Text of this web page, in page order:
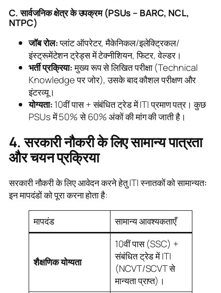
C. सार्वजनिक क्षेत्र के उपक्रम (PSUs – BARC, NCL,
NTPC)
जॉब रोल:प्लांट ऑपरेटर, मैकेनिकल/इलेक्ट्रिकल/
इंस्ट्रूमेंटेशन ट्रेड्स में टेक्नीशियन, फिटर, वेल्डर।
भर्ती प्रक्रिया:मुख्य रूप से लिखित परीक्षा (Technical
Knowledge पर जोर), उसके बाद कौशल परीक्षण और
इंटरव्यू।
योग्यता:10वीं पास + संबंधित ट्रेड में ITI प्रमाण पत्र। कुछ
PSUs में 50% से 60% अंकों की मांग की जाती है।
4. सरकारी नौकरी के लिए सामान्य पात्रता
और चयन प्रक्रिया
सरकारी नौकरी के लिए आवेदन करने हेतु ITI स्नातकों को सामान्यतः
इन मापदंडों को पूरा करना होता है:
मापदंड सामान्य आवश्यकताएँ
शैक्षणिक योग्यता
10वीं पास (SSC) +
संबंधित ट्रेड में ITI
(NCVT/SCVT से
मान्यता प्राप्त)।